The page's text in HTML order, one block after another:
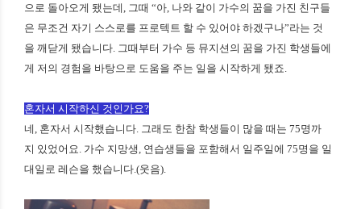
으로 돌아오게 됐는데, 그때 “아, 나와 같이 가수의 꿈을 가진 친구들
은 무조건 자기 스스로를 프로텍트 할 수 있어야 하겠구나”라는 것
을 깨닫게 됐습니다. 그때부터 가수 등 뮤지션의 꿈을 가진 학생들에
게 저의 경험을 바탕으로 도움을 주는 일을 시작하게 됐죠.
혼자서 시작하신 것인가요?
네, 혼자서 시작했습니다. 그래도 한참 학생들이 많을 때는 75명까
지 있었어요. 가수 지망생, 연습생들을 포함해서 일주일에 75명을 일
대일로 레슨을 했습니다.(웃음).